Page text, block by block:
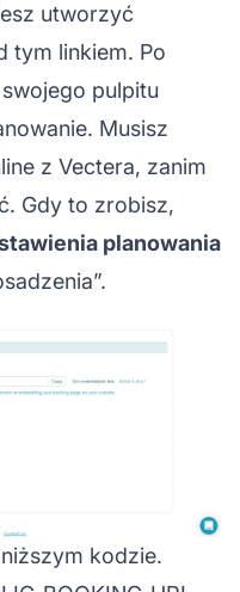
utworzyć
tym linkiem. Po
pulpitu
Musisz
z Vectera, zanim
Gdy to zrobisz,
planowania
kodzie.